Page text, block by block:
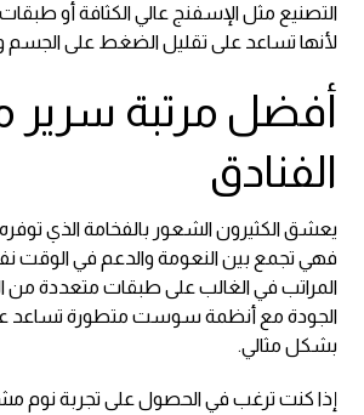
التصنيع مثل الإسفنج عالي الكثافة أو
لأنها تساعد على تقليل الضغط على الجسم
أفضل مرتبة سرير
الفنادق
يعشق الكثيرون الشعور بالفخامة الذي توفره
فهي تجمع بين النعومة والدعم في الوقت
المراتب في الغالب على طبقات متعددة من
الجودة مع أنظمة سوست متطورة تساعد
بشكل مثالي.
إذا كنت ترغب في الحصول على تجربة نوم